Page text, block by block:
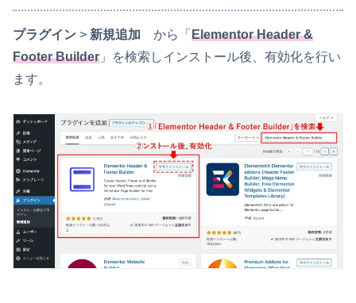
プラグイン > 新規追加 から「 Elementor Header &
Footer Builder 」を検索しインストール後、有効化を行い
ます。